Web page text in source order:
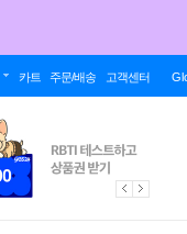
카트 주문/배송 고객센터